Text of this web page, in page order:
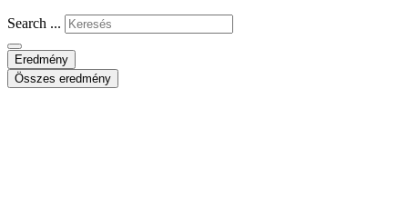
Search ...
Eredmény
Összes eredmény